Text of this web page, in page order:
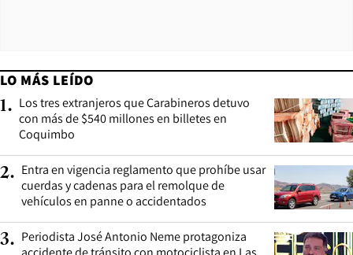
LO MÁS LEÍDO
1. Los tres extranjeros que Carabineros detuvo
con más de $540 millones en billetes en
Coquimbo
2. Entra en vigencia reglamento que prohíbe usar
cuerdas y cadenas para el remolque de
vehículos en panne o accidentados
3. Periodista José Antonio Neme protagoniza